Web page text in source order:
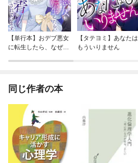
【単行本】おデブ悪女
に転生したら、なぜか
【タテヨミ】あなたは
もういりません
同じ作者の本